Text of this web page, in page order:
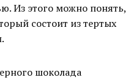
Из этого можно понять,
состоит из тертых
шоколада